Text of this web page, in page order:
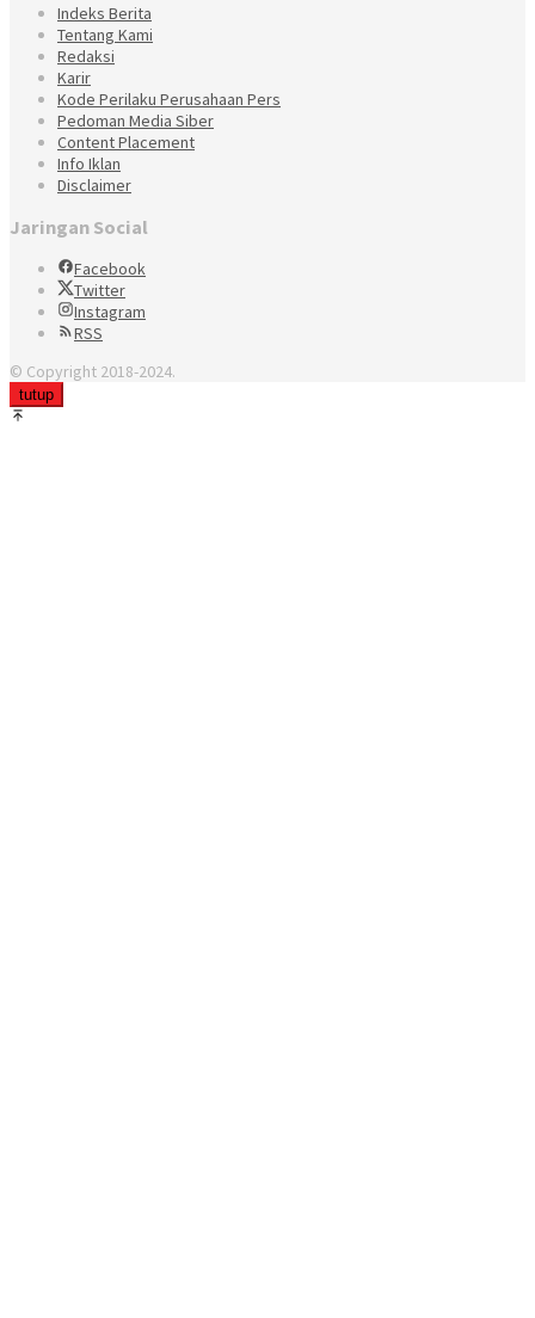
Indeks Berita
Tentang Kami
Redaksi
Karir
Kode Perilaku Perusahaan Pers
Pedoman Media Siber
Content Placement
Info Iklan
Disclaimer
Jaringan Social
Facebook
Twitter
Instagram
RSS
© Copyright 2018-2024.
tutup